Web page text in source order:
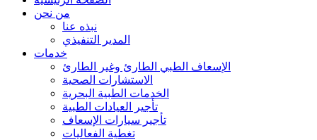
من نحن
نبذه عنا
المدير التنفيذي
خدمات
الإسعاف الطبي الطارئ وغير الطارئ
الاستشارات الصحية
الخدمات الطبية البحرية
تأجير العيادات الطبية
تأجير سيارات الإسعاف
تغطية الفعاليات